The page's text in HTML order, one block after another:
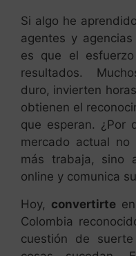
Si algo he
agentes y
es que el
resultados.
duro, invierten
obtienen el
que esperan. ¿Por
mercado actual no
más trabaja, sino
online y comunica
Hoy, convertirteen
Colombia
cuestión de